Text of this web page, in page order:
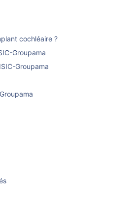
cochléaire ?
Groupama
Groupama